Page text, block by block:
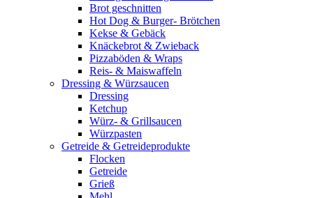
Brot geschnitten
Hot Dog & Burger- Brötchen
Kekse & Gebäck
Knäckebrot & Zwieback
Pizzaböden & Wraps
Reis- & Maiswaffeln
Dressing & Würzsaucen
Dressing
Ketchup
Würz- & Grillsaucen
Würzpasten
Getreide & Getreideprodukte
Flocken
Getreide
Grieß